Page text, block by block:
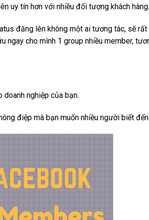
uy tín hơn với nhiều đối tượng khách hàng.
đăng lên không một ai tương tác, sẽ rất
ngay cho mình 1 group nhiều member,
nghiệp của bạn.
điệp mà bạn muốn nhiều người biết